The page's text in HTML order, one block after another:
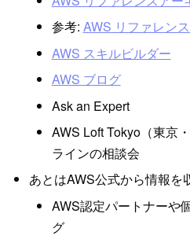
参考: AWS リファレン
AWS スキルビルダー
AWS ブログ
Ask an Expert
AWS Loft Tokyo（東京
ラインの相談会
あとはAWS公式から情報を
AWS認定パートナーや
グ